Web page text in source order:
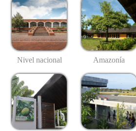
Nivel nacional Amazonía